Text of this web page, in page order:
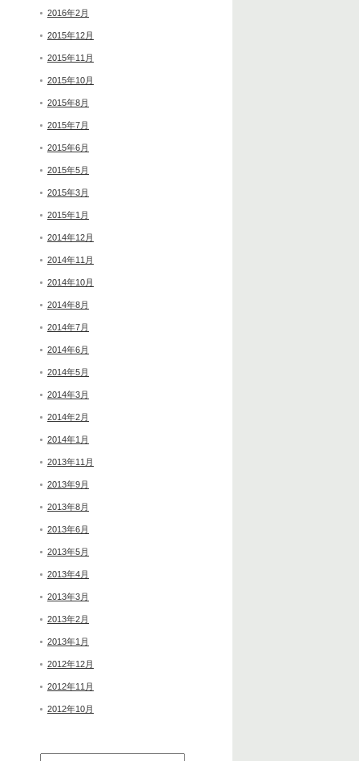
2016年2月
2015年12月
2015年11月
2015年10月
2015年8月
2015年7月
2015年6月
2015年5月
2015年3月
2015年1月
2014年12月
2014年11月
2014年10月
2014年8月
2014年7月
2014年6月
2014年5月
2014年3月
2014年2月
2014年1月
2013年11月
2013年9月
2013年8月
2013年6月
2013年5月
2013年4月
2013年3月
2013年2月
2013年1月
2012年12月
2012年11月
2012年10月